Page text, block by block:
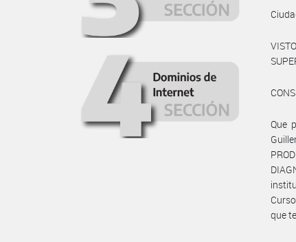
Que
que